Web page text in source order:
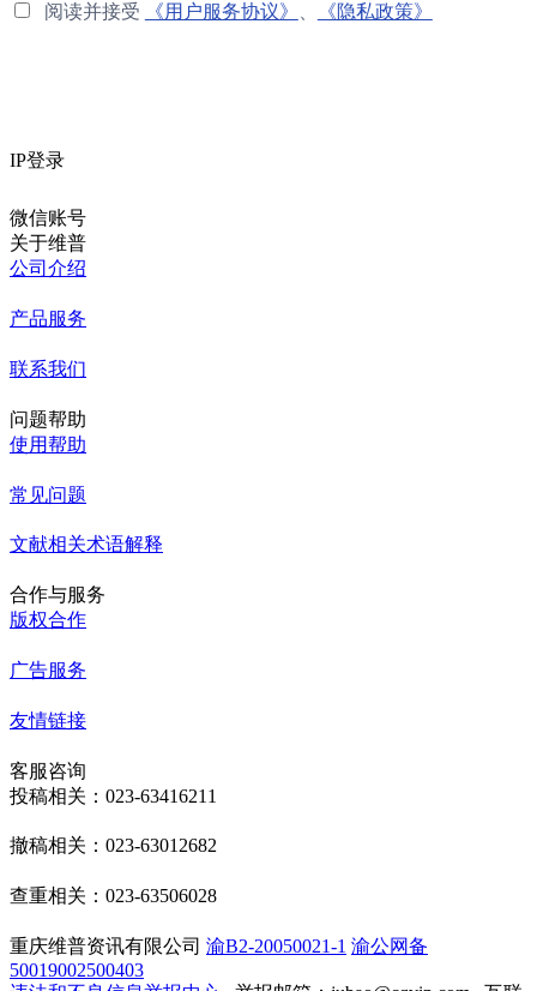
阅读并接受 《用户服务协议》 《隐私政策》
IP登录
微信账号
关于维普
公司介绍
产品服务
联系我们
问题帮助
使用帮助
常见问题
文献相关术语解释
合作与服务
版权合作
广告服务
友情链接
客服咨询
投稿相关：023-63416211
撤稿相关：023-63012682
查重相关：023-63506028
重庆维普资讯有限公司 渝B2-20050021-1 渝公网备
50019002500403